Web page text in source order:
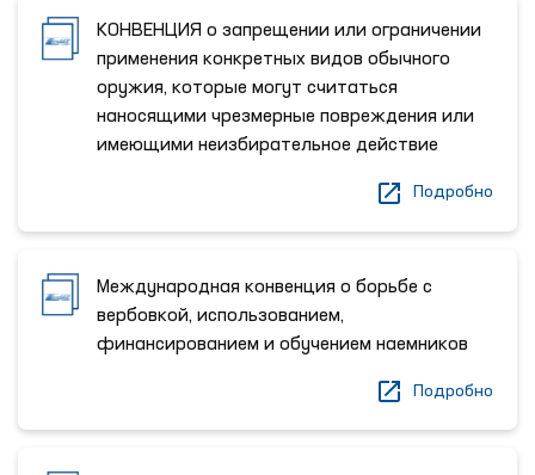
КОНВЕНЦИЯ о запрещении или ограничении
применения конкретных видов обычного
оружия, которые могут считаться
наносящими чрезмерные повреждения или
имеющими неизбирательное действие
Подробно
Международная конвенция о борьбе с
вербовкой, использованием,
финансированием и обучением наемников
Подробно